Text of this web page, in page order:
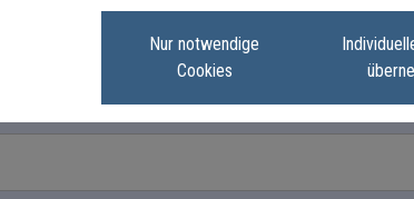
Nur notwendige
Cookies